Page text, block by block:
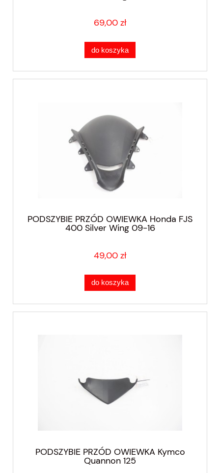
69,00 zł
do koszyka
PODSZYBIE PRZÓD OWIEWKA Honda FJS
400 Silver Wing 09-16
49,00 zł
do koszyka
PODSZYBIE PRZÓD OWIEWKA Kymco
Quannon 125